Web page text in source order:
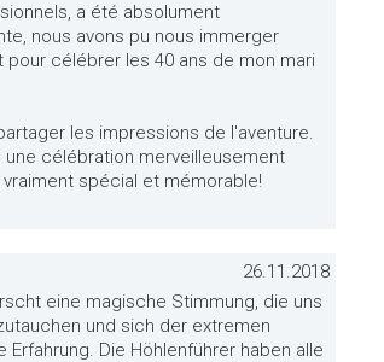
a été absolument
nous avons pu nous immerger
célébrer les 40 ans de mon mari
les impressions de l'aventure.
célébration merveilleusement
spécial et mémorable!
26.11.2018
eine magische Stimmung, die uns
und sich der extremen
Die Höhlenführer haben alle